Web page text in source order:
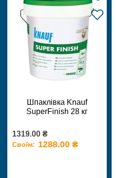
Шпаклівка Knauf
SuperFinish 28 кг
1319.00 ₴
Своїм: 1288.00 ₴